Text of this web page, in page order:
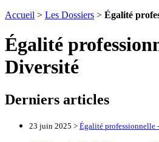
Accueil > Les Dossiers > Égalité
Égalité
Diversité
Derniers articles
23 juin 2025 > Égalité professionnelle